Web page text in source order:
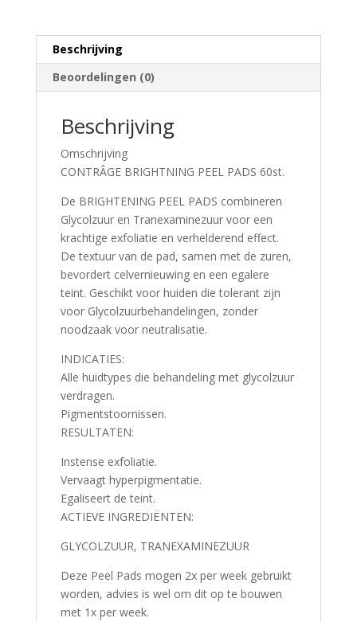
Beschrijving
Beoordelingen (0)
Beschrijving
Omschrijving
CONTRÂGE BRIGHTNING PEEL PADS 60st.
De BRIGHTENING PEEL PADS combineren
Glycolzuur en Tranexaminezuur voor een
krachtige exfoliatie en verhelderend effect.
De textuur van de pad, samen met de zuren,
bevordert celvernieuwing en een egalere
teint. Geschikt voor huiden die tolerant zijn
voor Glycolzuurbehandelingen, zonder
noodzaak voor neutralisatie.
INDICATIES:
Alle huidtypes die behandeling met glycolzuur
verdragen.
Pigmentstoornissen.
RESULTATEN:
Instense exfoliatie.
Vervaagt hyperpigmentatie.
Egaliseert de teint.
ACTIEVE INGREDIËNTEN:
GLYCOLZUUR, TRANEXAMINEZUUR
Deze Peel Pads mogen 2x per week gebruikt
worden, advies is wel om dit op te bouwen
met 1x per week.